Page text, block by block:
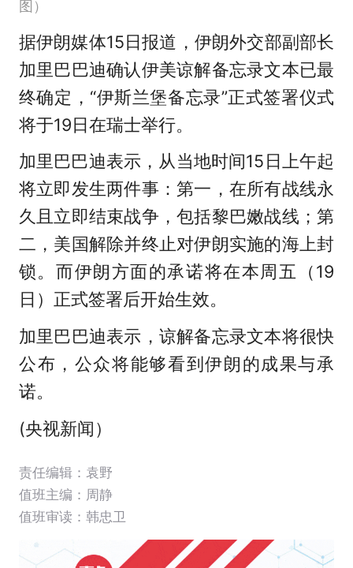
图）
据伊朗媒体15日报道，伊朗外交部副部长
加里巴巴迪确认伊美谅解备忘录文本已最
终确定，“伊斯兰堡备忘录”正式签署仪式
将于19日在瑞士举行。
加里巴巴迪表示，从当地时间15日上午起
将立即发生两件事：第一，在所有战线永
久且立即结束战争，包括黎巴嫩战线；第
二，美国解除并终止对伊朗实施的海上封
锁。而伊朗方面的承诺将在本周五（19
日）正式签署后开始生效。
加里巴巴迪表示，谅解备忘录文本将很快
公布，公众将能够看到伊朗的成果与承
诺。
(央视新闻）
责任编辑：袁野
值班主编： 周静
值班审读：韩忠卫